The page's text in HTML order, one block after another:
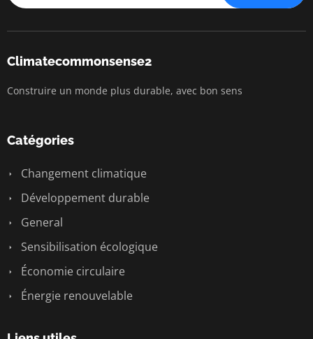
Climatecommonsense2
Construire un monde plus durable, avec bon sens
Catégories
Changement climatique
Développement durable
General
Sensibilisation écologique
Économie circulaire
Énergie renouvelable